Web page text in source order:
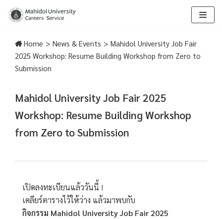
to
content
Home > News & Events > Mahidol University Job Fair
2025 Workshop: Resume Building Workshop from Zero to
Submission
Mahidol University Job Fair 2025
Workshop: Resume Building Workshop
from Zero to Submission
เปิดลงทะเบียนแล้ววันนี้ !
เคลียร์ตารางไว้ให้ว่าง แล้วมาพบกับ
กิจกรรม Mahidol University Job Fair 2025